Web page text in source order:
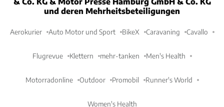
und deren Mehrheitsbeteiligungen
Aerokurier Auto Motor und Sport BikeX Caravaning Cavallo
Flugrevue Klettern mehr-tanken Men's Health
Motorradonline Outdoor Promobil Runner's World
Women's Health